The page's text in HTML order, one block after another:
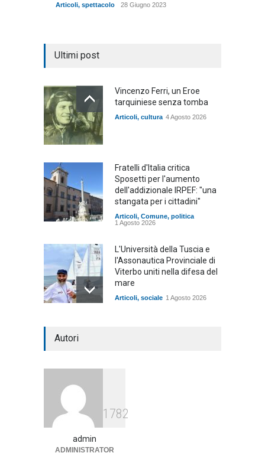
Articoli, spettacolo 28 Giugno 2023
Ultimi post
Vincenzo Ferri, un Eroe
tarquiniese senza tomba
Articoli, cultura 4 Agosto 2026
Fratelli d'Italia critica
Sposetti per l'aumento
dell'addizionale IRPEF: "una
stangata per i cittadini"
Articoli, Comune, politica
1 Agosto 2026
L'Università della Tuscia e
l'Assonautica Provinciale di
Viterbo uniti nella difesa del
mare
Articoli, sociale 1 Agosto 2026
arrivano i pagamenti PAC, la
Autori
1782
admin
ADMINISTRATOR